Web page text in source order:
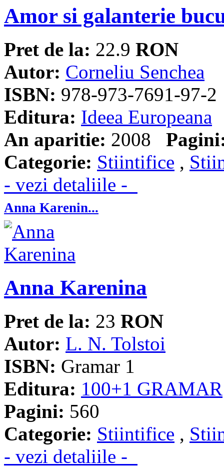
Amor si galanterie
Pret de la: 22.9 RON
Autor: Corneliu Senchea
ISBN: 978-973-7691-97-2
Editura: Ideea Europeana
An aparitie: 2008
Categorie: Stiintifice ,
- vezi detaliile -
Anna Karenin...
Anna Karenina
Pret de la: 23 RON
Autor: L. N. Tolstoi
ISBN: Gramar 1
Editura: 100+1 GRAMAR
Pagini: 560
Categorie: Stiintifice ,
- vezi detaliile -